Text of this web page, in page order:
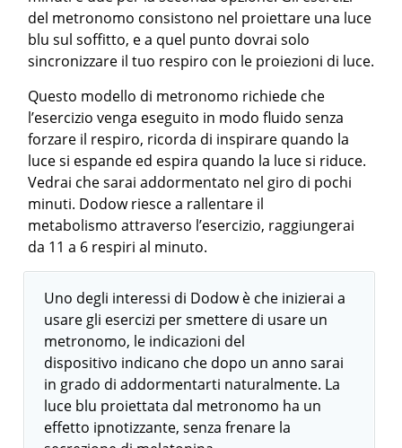
del metronomo consistono nel proiettare una luce
blu sul soffitto, e a quel punto dovrai solo
sincronizzare il tuo respiro con le proiezioni di luce.
Questo modello di metronomo richiede che
l’esercizio venga eseguito in modo fluido senza
forzare il respiro, ricorda di inspirare quando la
luce si espande ed espira quando la luce si riduce.
Vedrai che sarai addormentato nel giro di pochi
minuti. Dodow riesce a rallentare il
metabolismo attraverso l’esercizio, raggiungerai
da 11 a 6 respiri al minuto.
Uno degli interessi di Dodow è che inizierai a
usare gli esercizi per smettere di usare un
metronomo, le indicazioni del
dispositivo indicano che dopo un anno sarai
in grado di addormentarti naturalmente. La
luce blu proiettata dal metronomo ha un
effetto ipnotizzante, senza frenare la